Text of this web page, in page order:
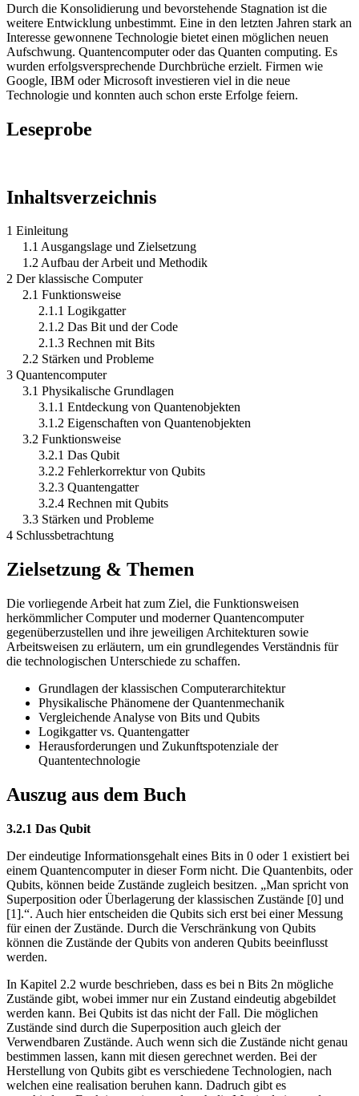
Durch die Konsolidierung und bevorstehende Stagnation ist die
weitere Entwicklung unbestimmt. Eine in den letzten Jahren stark an
Interesse gewonnene Technologie bietet einen möglichen neuen
Aufschwung. Quantencomputer oder das Quanten computing. Es
wurden erfolgsversprechende Durchbrüche erzielt. Firmen wie
Google, IBM oder Microsoft investieren viel in die neue
Technologie und konnten auch schon erste Erfolge feiern.
Leseprobe
Inhaltsverzeichnis
1 Einleitung
1.1 Ausgangslage und Zielsetzung
1.2 Aufbau der Arbeit und Methodik
2 Der klassische Computer
2.1 Funktionsweise
2.1.1 Logikgatter
2.1.2 Das Bit und der Code
2.1.3 Rechnen mit Bits
2.2 Stärken und Probleme
3 Quantencomputer
3.1 Physikalische Grundlagen
3.1.1 Entdeckung von Quantenobjekten
3.1.2 Eigenschaften von Quantenobjekten
3.2 Funktionsweise
3.2.1 Das Qubit
3.2.2 Fehlerkorrektur von Qubits
3.2.3 Quantengatter
3.2.4 Rechnen mit Qubits
3.3 Stärken und Probleme
4 Schlussbetrachtung
Zielsetzung & Themen
Die vorliegende Arbeit hat zum Ziel, die Funktionsweisen
herkömmlicher Computer und moderner Quantencomputer
gegenüberzustellen und ihre jeweiligen Architekturen sowie
Arbeitsweisen zu erläutern, um ein grundlegendes Verständnis für
die technologischen Unterschiede zu schaffen.
Grundlagen der klassischen Computerarchitektur
Physikalische Phänomene der Quantenmechanik
Vergleichende Analyse von Bits und Qubits
Logikgatter vs. Quantengatter
Herausforderungen und Zukunftspotenziale der
Quantentechnologie
Auszug aus dem Buch
3.2.1 Das Qubit
Der eindeutige Informationsgehalt eines Bits in 0 oder 1 existiert bei
einem Quantencomputer in dieser Form nicht. Die Quantenbits, oder
Qubits, können beide Zustände zugleich besitzen. „Man spricht von
Superposition oder Überlagerung der klassischen Zustände [0] und
[1].“. Auch hier entscheiden die Qubits sich erst bei einer Messung
für einen der Zustände. Durch die Verschränkung von Qubits
können die Zustände der Qubits von anderen Qubits beeinflusst
werden.
In Kapitel 2.2 wurde beschrieben, dass es bei n Bits 2n mögliche
Zustände gibt, wobei immer nur ein Zustand eindeutig abgebildet
werden kann. Bei Qubits ist das nicht der Fall. Die möglichen
Zustände sind durch die Superposition auch gleich der
Verwendbaren Zustände. Auch wenn sich die Zustände nicht genau
bestimmen lassen, kann mit diesen gerechnet werden. Bei der
Herstellung von Qubits gibt es verschiedene Technologien, nach
welchen eine realisation beruhen kann. Dadruch gibt es